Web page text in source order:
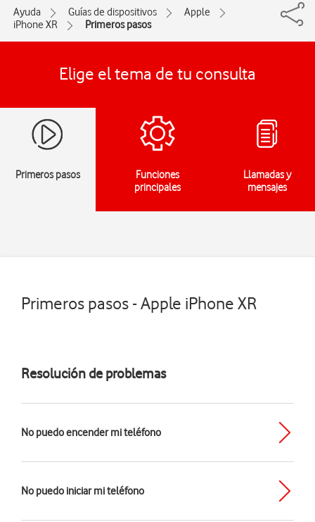
Ayuda Guías de dispositivos
Apple
iPhone XR
Primeros pasos
Elige el tema de tu consulta
Primeros pasos
Funciones
principales
Llamadas y
mensajes
Primeros pasos - Apple iPhone XR
Resolución de problemas
No puedo encender mi teléfono
No puedo iniciar mi teléfono